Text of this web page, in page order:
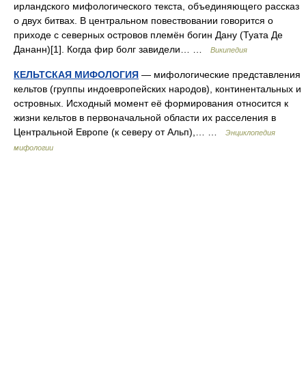
ирландского мифологического текста, объединяющего рассказ
о двух битвах. В центральном повествовании говорится о
приходе с северных островов племён богин Дану (Туата Де
Дананн)[1]. Когда фир болг завидели… …
Википедия
КЕЛЬТСКАЯ МИФОЛОГИЯ — мифологические представления
кельтов (группы индоевропейских народов), континентальных и
островных. Исходный момент её формирования относится к
жизни кельтов в первоначальной области их расселения в
Центральной Европе (к северу от Альп),… …
Энциклопедия
мифологии